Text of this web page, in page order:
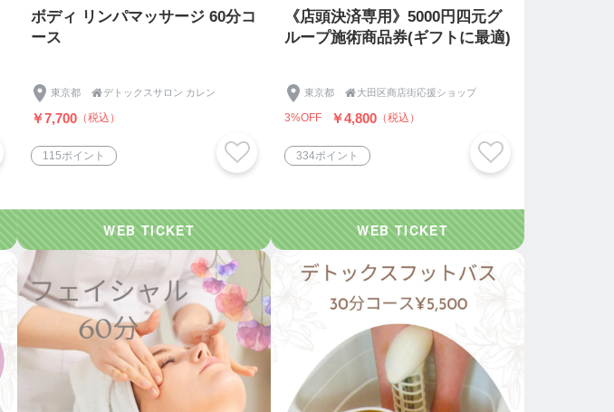
ボディ リンパマッサージ 60分コ
ース
東京都 デトックスサロン カレン
￥7,700 （税込）
115ポイント
《店頭決済専用》5000円四元グ
ループ施術商品券(ギフトに最適)
東京都 大田区商店街応援ショップ
3%OFF ￥4,800 （税込）
334ポイント